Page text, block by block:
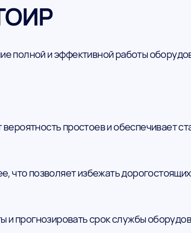
полной и эффективной работы
простоев и обеспечивает
что позволяет избежать
и прогнозировать срок службы